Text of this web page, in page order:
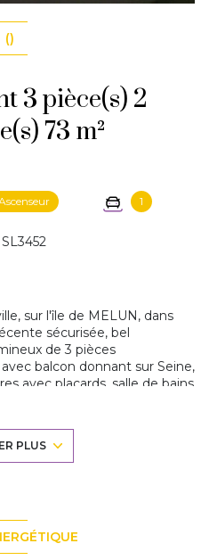
()
2
chambre(s) 73 m²
1
SL3452
sur l'île de MELUN, dans
sécurisée, bel
de 3 pièces
balcon donnant sur Seine,
avec placards, salle de bains
PARFAITEMENT
CALME DE L'ILE DE
les risques auxquels ce bien
auxquels ce bien est
siteGéorisques
PLUS